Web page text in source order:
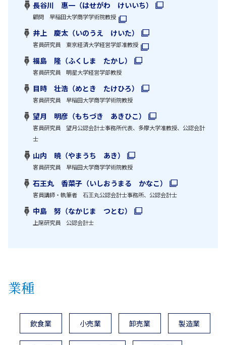
長谷川 惠一（はせがわ けいいち）
顧問 早稲田大学商学学術院教授
井上 慶太（いのうえ けいた）
客員研究員 東京経済大学経営学部准教授
福島 隆（ふくしま たかし）
客員研究員 明星大学経営学部教授
目時 壮浩（めとき たけひろ）
客員研究員 早稲田大学商学学術院教授
望月 明彦（もちづき あきひこ）
客員研究員 望月公認会計士事務所代表、多摩大学准教授、公認会計
士
山内 暁（やまうち あき）
客員研究員 早稲田大学商学学術院教授
石王丸 香菜子（いしおうまる かなこ）
客員講師・執筆者 石王丸公認会計士事務所、公認会計士
中島 努（なかじま つとむ）
上席研究員 公認会計士
業種
飲食業 小売業 卸売業 製造業